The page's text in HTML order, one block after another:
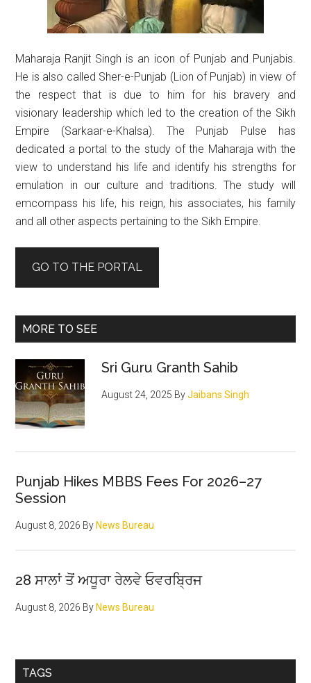
Maharaja Ranjit Singh is an icon of Punjab and Punjabis.
He is also called Sher-e-Punjab (Lion of Punjab) in view of
the respect that is due to him for his bravery and
visionary leadership which led to the creation of the Sikh
Empire (Sarkaar-e-Khalsa). The Punjab Pulse has
dedicated a portal to the study of the Maharaja with the
view to understand his life and identify his strengths for
emulation in our culture and traditions. The study will
emcompass his life, his reign, his associates, his family
and all other aspects pertaining to the Sikh Empire.
GO TO THE PORTAL
MORE TO SEE
Sri Guru Granth Sahib
August 24, 2025 ByJaibans Singh
Punjab Hikes MBBS Fees For 2026–27
Session
August 8, 2026 By News Bureau
28 ਸਾਲਾਂ ਤੋਂ ਅਧੂਰਾ ਰੇਲਵੇ ਓਵਰਬ੍ਰਿਜ
August 8, 2026 By News Bureau
TAGS